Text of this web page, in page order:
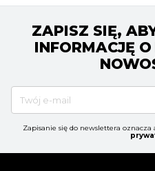
ZAPISZ SIĘ,
INFORMACJĘ
Zapisanie się do newslettera oznacza